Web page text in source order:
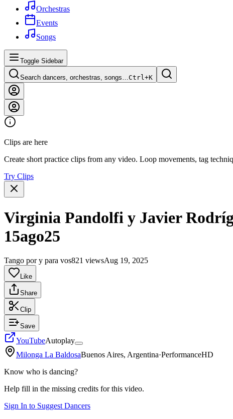
Orchestras
Events
Songs
Toggle Sidebar
Search dancers, orchestras, songs…Ctrl+K
Clips are here
Create short practice clips from any video. Loop movements, tag
Try Clips
Virginia Pandolfi y Javier
15ago25
Tango por y para vos821 viewsAug 19, 2025
Like
Share
Clip
Save
YouTubeAutoplay
Milonga La BaldosaBuenos Aires, Argentina·PerformanceHD
Know who is dancing?
Help fill in the missing credits for this video.
Sign In to Suggest Dancers